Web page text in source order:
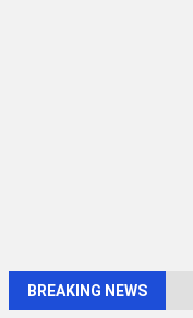
BREAKING NEWS